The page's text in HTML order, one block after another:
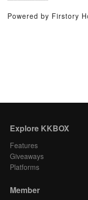
Powered by Firstory
Explore KKBOX
Features
Giveaways
Platforms
Member